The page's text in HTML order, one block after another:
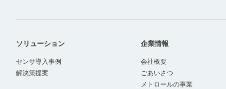
ソリューション
センサ導入事例
解決策提案
企業情報
会社概要
ごあいさつ
メトロールの事業